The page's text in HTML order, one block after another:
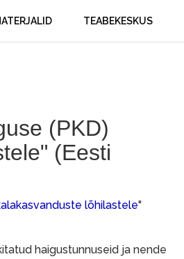
TEABEKESKUS
(PKD)
(Eesti
lõhilastele"
haigustunnuseid ja nende